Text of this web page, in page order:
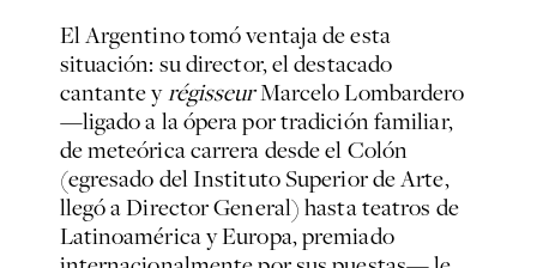
El Argentino tomó ventaja de esta
situación: su director, el destacado
cantante yrégisseurMarcelo Lombardero
—ligado a la ópera por tradición familiar,
de meteórica carrera desde el Colón
(egresado del Instituto Superior de Arte,
llegó a Director General) hasta teatros de
Latinoamérica y Europa, premiado